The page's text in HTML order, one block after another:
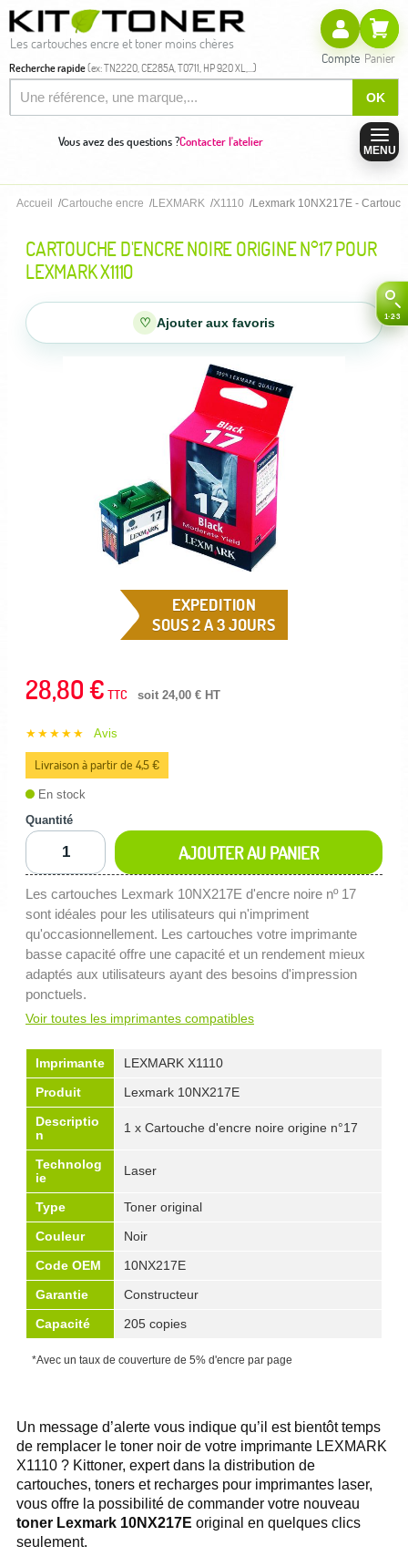
Les cartouches encre et toner moins chères
Recherche rapide(ex: TN2220, CE285A, T0711, HP 920 XL,...)
OK
Compte Panier
Vous avez des questions ?Contacter l'atelier
MENU
Accueil Cartouche encre LEXMARK X1110 Lexmark 10NX217E -
CARTOUCHE D'ENCRE NOIRE ORIGINE N°17 POUR
LEXMARK X1110
♡ Ajouter aux favoris
EXPEDITION
SOUS 2 A 3 JOURS
28,80 € TTC soit 24,00 € HT
★★★★★ Avis
Livraison à partir de 4,5 €
En stock
Quantité
AJOUTER AU PANIER
Les cartouches Lexmark 10NX217E d'encre noire nº 17
sont idéales pour les utilisateurs qui n'impriment
qu'occasionnellement. Les cartouches votre imprimante
basse capacité offre une capacité et un rendement mieux
adaptés aux utilisateurs ayant des besoins d'impression
ponctuels.
Voir toutes les imprimantes compatibles
Imprimante
LEXMARK X1110
Produit
Lexmark 10NX217E
Descriptio
n
1 x Cartouche d'encre noire origine n°17
Technolog
ie
Laser
Type
Toner original
Couleur
Noir
Code OEM
10NX217E
Garantie
Constructeur
Capacité
205 copies
*Avec un taux de couverture de 5% d'encre par page
Un message d’alerte vous indique qu’il est bientôt temps
de remplacer le toner noir de votre imprimante LEXMARK
X1110 ? Kittoner, expert dans la distribution de
cartouches, toners et recharges pour imprimantes laser,
vous offre la possibilité de commander votre nouveau
toner Lexmark 10NX217E original en quelques clics
seulement.